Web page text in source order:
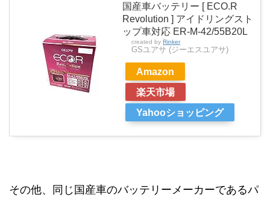
国産車バッテリー [ ECO.R
Revolution ] アイドリングスト
ップ車対応 ER-M-42/55B20L
created by Rinker
GSユアサ (ジーエスユアサ)
Amazon
楽天市場
Yahooショッピング
その他、同じ国産車のバッテリーメーカーであるパ